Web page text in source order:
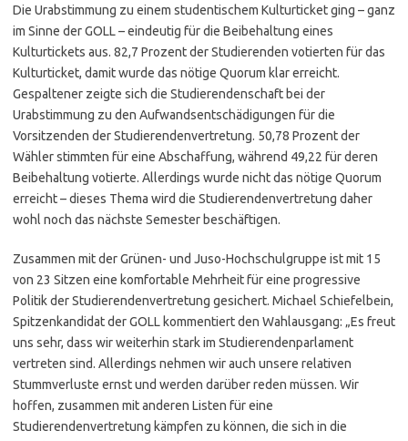
Die Urabstimmung zu einem studentischem Kulturticket ging – ganz
im Sinne der GOLL – eindeutig für die Beibehaltung eines
Kulturtickets aus. 82,7 Prozent der Studierenden votierten für das
Kulturticket, damit wurde das nötige Quorum klar erreicht.
Gespaltener zeigte sich die Studierendenschaft bei der
Urabstimmung zu den Aufwandsentschädigungen für die
Vorsitzenden der Studierendenvertretung. 50,78 Prozent der
Wähler stimmten für eine Abschaffung, während 49,22 für deren
Beibehaltung votierte. Allerdings wurde nicht das nötige Quorum
erreicht – dieses Thema wird die Studierendenvertretung daher
wohl noch das nächste Semester beschäftigen.
Zusammen mit der Grünen- und Juso-Hochschulgruppe ist mit 15
von 23 Sitzen eine komfortable Mehrheit für eine progressive
Politik der Studierendenvertretung gesichert. Michael Schiefelbein,
Spitzenkandidat der GOLL kommentiert den Wahlausgang: „Es freut
uns sehr, dass wir weiterhin stark im Studierendenparlament
vertreten sind. Allerdings nehmen wir auch unsere relativen
Stummverluste ernst und werden darüber reden müssen. Wir
hoffen, zusammen mit anderen Listen für eine
Studierendenvertretung kämpfen zu können, die sich in die